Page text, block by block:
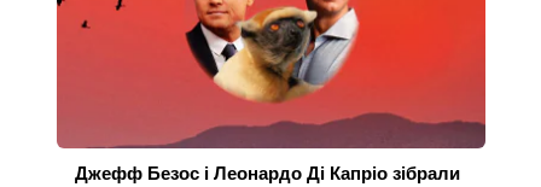
Джефф Безос і Леонардо Ді Капріо зібрали